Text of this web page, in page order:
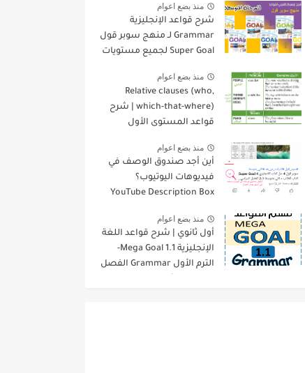
الأول
منذ بضع اعوام
شرح قواعد الإنجليزية
Grammar لـ منهج سوبر قول
Super Goal لجميع مستويات
منذ بضع اعوام
Relative clauses (who,
which-that-where) | شرح
قواعد المستوى الأول
منذ بضع اعوام
أين أجد صندوق الوصف في
فيديوهات اليوتيوب؟
YouTube Description Box
منذ بضع اعوام
أول ثانوي | شرح قواعد اللغة
الإنجليزية 1.1 Mega Goal-
الترم الأول Grammar الفصل